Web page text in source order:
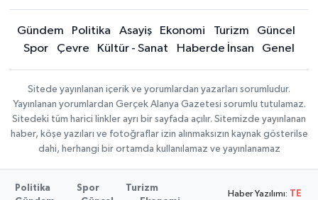
Gündem Politika Asayiş Ekonomi Turizm
Güncel
Spor
Çevre Kültür - Sanat Haberde İnsan Genel
Sitede yayınlanan içerik ve yorumlardan yazarları sorumludur.
Yayınlanan yorumlardan Gerçek Alanya Gazetesi sorumlu tutulamaz.
Sitedeki tüm harici linkler ayrı bir sayfada açılır. Sitemizde yayınlanan
haber, köşe yazıları ve fotoğraflar izin alınmaksızın kaynak gösterilse
dahi, herhangi bir ortamda kullanılamaz ve yayınlanamaz
Politika Spor
Turizm
Haber Yazılımı: TE